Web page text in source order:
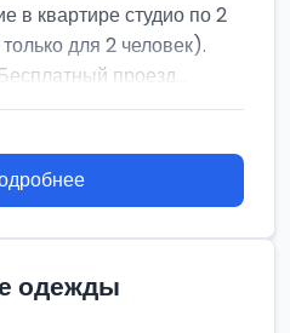
в квартире студио по 2
для 2 человек).
проезд...
одежды